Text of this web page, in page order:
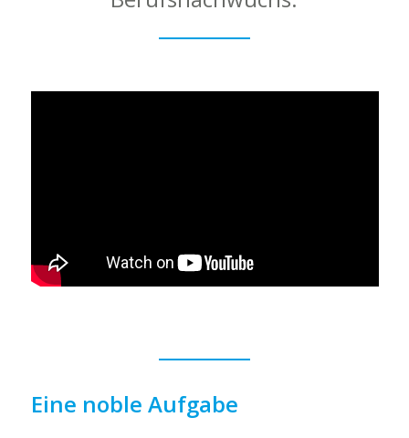
Eine noble Aufgabe